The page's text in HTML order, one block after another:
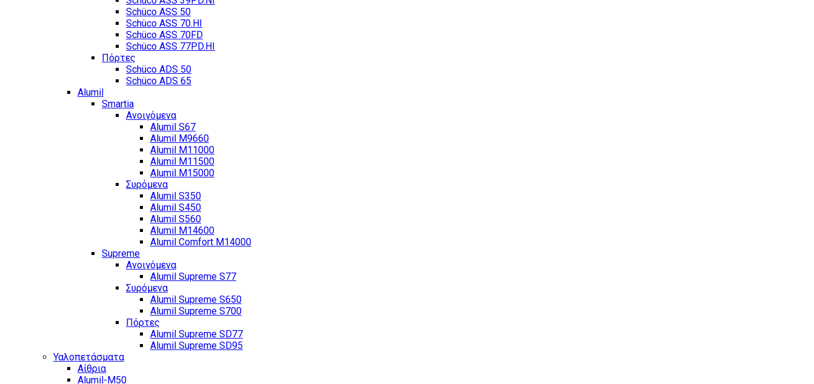
Schüco ASS 50
Schüco ASS 70.HI
Schüco ASS 70FD
Schüco ASS 77PD.HI
Πόρτες
Schüco ADS 50
Schüco ADS 65
Alumil
Smartia
Ανοιγόμενα
Alumil S67
Alumil M9660
Alumil M11000
Alumil M11500
Alumil M15000
Συρόμενα
Alumil S350
Alumil S450
Alumil S560
Alumil M14600
Alumil Comfort M14000
Supreme
Ανοιγόμενα
Alumil Supreme S77
Συρόμενα
Alumil Supreme S650
Alumil Supreme S700
Πόρτες
Alumil Supreme SD77
Alumil Supreme SD95
Υαλοπετάσματα
Αίθρια
Alumil-M50